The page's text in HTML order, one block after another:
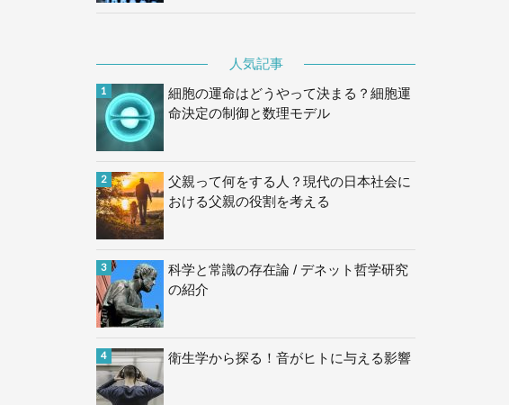
人気記事
細胞の運命はどうやって決まる？細胞運
命決定の制御と数理モデル
父親って何をする人？現代の日本社会に
おける父親の役割を考える
科学と常識の存在論 / デネット哲学研究
の紹介
衛生学から探る！音がヒトに与える影響